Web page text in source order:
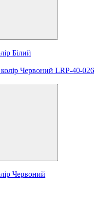
Білий
Червоний